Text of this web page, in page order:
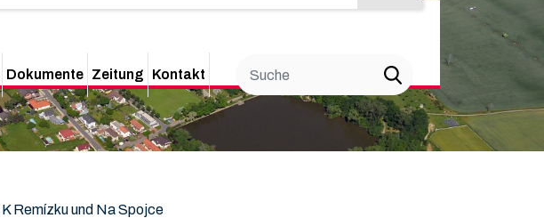
Dokumente Zeitung Kontakt
Remízku und Na Spojce